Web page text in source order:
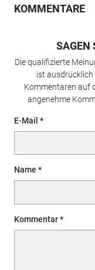
KOMMENTARE
SAGEN
Die qualifizierte
ist ausdrücklich
Kommentaren auf
angenehme
E-Mail
Name
Kommentar